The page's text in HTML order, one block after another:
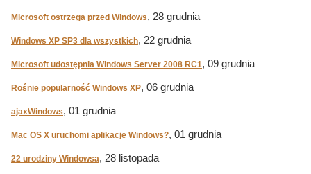
Microsoft ostrzega przed Windows, 28 grudnia
Windows XP SP3 dla wszystkich, 22 grudnia
Microsoft udostępnia Windows Server 2008 RC1, 09 grudnia
Rośnie popularność Windows XP, 06 grudnia
ajaxWindows, 01 grudnia
Mac OS X uruchomi aplikacje Windows?, 01 grudnia
22 urodziny Windowsa, 28 listopada